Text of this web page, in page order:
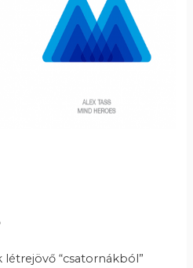
“csatornákból”